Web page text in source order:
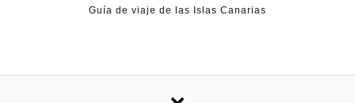
Guía de viaje de las Islas Canarias